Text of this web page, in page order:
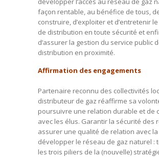
façon rentable, au bénéfice de tous,
construire, d’exploiter et d’entretenir
de distribution en toute sécurité et
d’assurer la gestion du service public
distribution en proximité.
Affirmation des engagements
Partenaire reconnu des collectivités
distributeur de gaz réaffirme sa
poursuivre une relation durable et de
avec les élus. Garantir la sécurité des
assurer une qualité de relation avec
développer le réseau de gaz naturel :
les trois piliers de la (nouvelle)